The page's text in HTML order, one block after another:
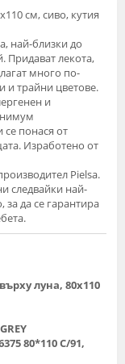
см, сиво, кутия
най-близки до
Придават лекота,
много по-
и трайни цветове.
и
се понася от
Изработено от
Pielsa.
следвайки най-
за да се гарантира
луна, 80х110
80*110 C/91,